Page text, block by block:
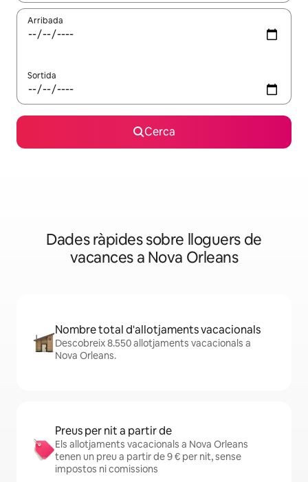
Arribada
Sortida
Cerca
Dades ràpides sobre lloguers de
vacances a Nova Orleans
Nombre total d'allotjaments vacacionals
Descobreix 8.550 allotjaments vacacionals a
Nova Orleans.
Preus per nit a partir de
Els allotjaments vacacionals a Nova Orleans
tenen un preu a partir de 9 € per nit, sense
impostos ni comissions